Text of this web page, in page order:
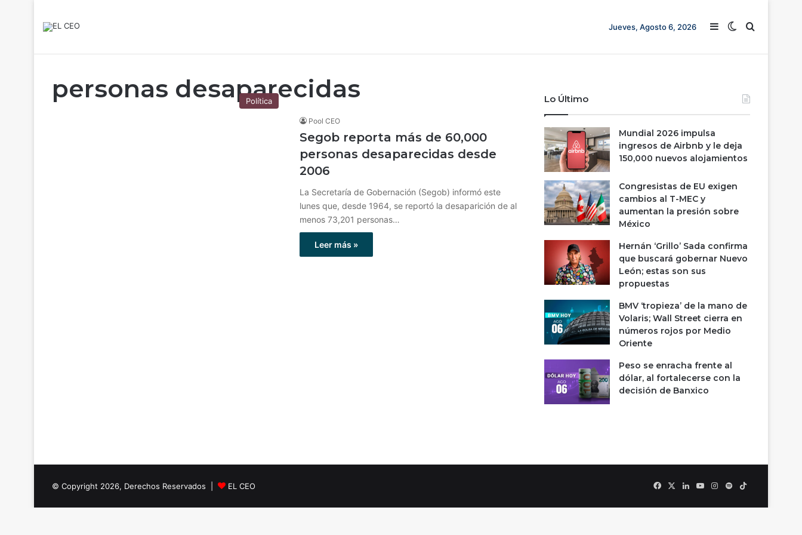
Jueves, Agosto 6, 2026 Barra lateral
Switch skin
Buscar
personas desaparecidas
Política
Pool CEO
Segob reporta más de 60,000
personas desaparecidas desde
2006
La Secretaría de Gobernación (Segob) informó este
lunes que, desde 1964, se reportó la desaparición de al
menos 73,201 personas…
Leer más »
Lo Último
Mundial 2026 impulsa
ingresos de Airbnb y le deja
150,000 nuevos alojamientos
Congresistas de EU exigen
cambios al T-MEC y
aumentan la presión sobre
México
Hernán ‘Grillo’ Sada confirma
que buscará gobernar Nuevo
León; estas son sus
propuestas
BMV ‘tropieza’ de la mano de
Volaris; Wall Street cierra en
números rojos por Medio
Oriente
Peso se enracha frente al
dólar, al fortalecerse con la
decisión de Banxico
© Copyright 2026, Derechos Reservados | EL CEO FacebookLinkedInYouTubeInstagram
SpotifyTikTok